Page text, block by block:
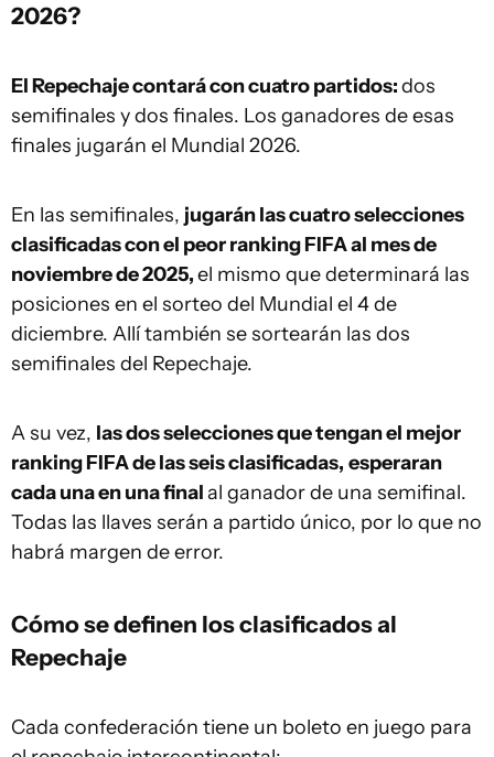
2026?
El Repechaje contará con cuatro partidos:dos
semifinales y dos finales. Los ganadores de esas
finales jugarán el Mundial 2026.
En las semifinales, jugarán las cuatro selecciones
clasificadas con el peor ranking FIFA al mes de
noviembre de 2025,el mismo que determinará las
posiciones en el sorteo del Mundial el 4 de
diciembre. Allí también se sortearán las dos
semifinales del Repechaje.
A su vez, las dos selecciones que tengan el mejor
ranking FIFA de las seis clasificadas, esperaran
cada una en una finalal ganador de una semifinal.
Todas las llaves serán a partido único, por lo que no
habrá margen de error.
Cómo se definen los clasificados al
Repechaje
Cada confederación tiene un boleto en juego para